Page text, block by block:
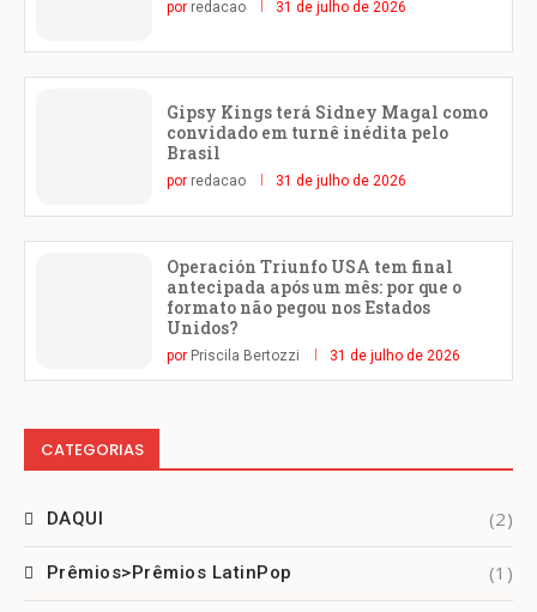
por redacao 31 de julho de 2026
Gipsy Kings terá Sidney Magal como
convidado em turnê inédita pelo
Brasil
por redacao 31 de julho de 2026
Operación Triunfo USA tem final
antecipada após um mês: por que o
formato não pegou nos Estados
Unidos?
por Priscila Bertozzi 31 de julho de 2026
CATEGORIAS
DAQUI (2)
Prêmios>Prêmios LatinPop (1)